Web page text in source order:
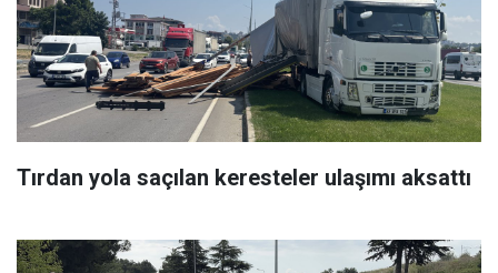
Tırdan yola saçılan keresteler ulaşımı aksattı